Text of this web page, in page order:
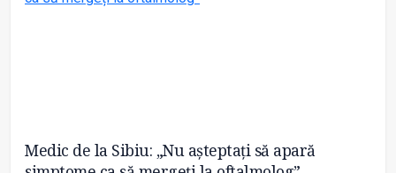
Medic de la Sibiu: „Nu așteptați să apară